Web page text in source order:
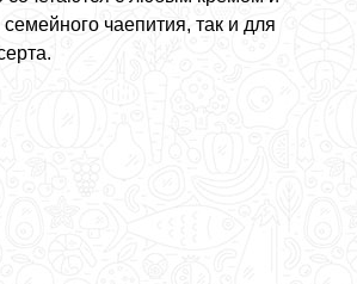
чаепития, так и для